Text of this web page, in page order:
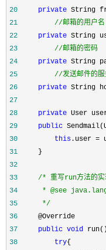
20
private String
21
//邮箱的用户名
22
private String
23
//邮箱的密码
24
private String
25
//发送邮件的
26
private String
27
28
private
29
public
30
this .user =
31
32
33
/*
34
35
*/
36
37
public void
38
try